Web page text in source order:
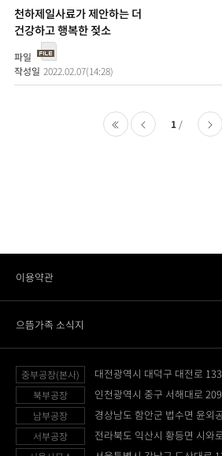
천하제일사료가 제안하는 더
건강하고 행복한 젖소
2022.02.07(14:28)
1
이용약관
으뜸가족 소식지
중부공장(본사) 대전광역시 대덕구 대전로
북부공장 인천광역시 중구 서해대로
남부공장 경상남도 함안군 법수면 윤외
서부공장 전라북도 익산시 황등면 시와